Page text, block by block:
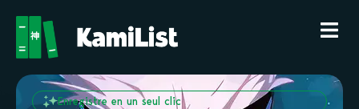
Enregistre en un seul clic